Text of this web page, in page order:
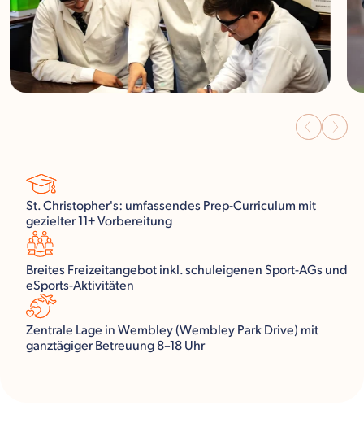
St. Christopher's: umfassendes Prep-Curriculum mit
gezielter 11+ Vorbereitung
Breites Freizeitangebot inkl. schuleigenen Sport-AGs und
eSports-Aktivitäten
Zentrale Lage in Wembley (Wembley Park Drive) mit
ganztägiger Betreuung 8–18 Uhr